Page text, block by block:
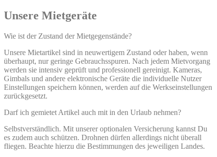
Unsere Mietgeräte
Wie ist der Zustand der Mietgegenstände?
Unsere Mietartikel sind in neuwertigem Zustand oder haben, wenn
überhaupt, nur geringe Gebrauchsspuren. Nach jedem Mietvorgang
werden sie intensiv geprüft und professionell gereinigt. Kameras,
Gimbals und andere elektronische Geräte die individuelle Nutzer
Einstellungen speichern können, werden auf die Werkseinstellungen
zurückgesetzt.
Darf ich gemietet Artikel auch mit in den Urlaub nehmen?
Selbstverständlich. Mit unserer optionalen Versicherung kannst Du
es zudem auch schützen. Drohnen dürfen allerdings nicht überall
fliegen. Beachte hierzu die Bestimmungen des jeweiligen Landes.